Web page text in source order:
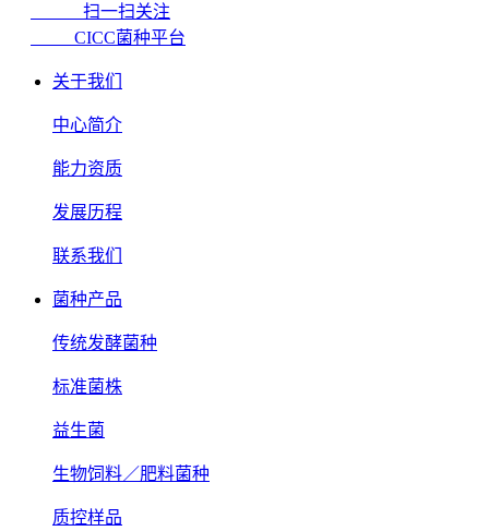
扫一扫关注
CICC菌种平台
关于我们
中心简介
能力资质
发展历程
联系我们
菌种产品
传统发酵菌种
标准菌株
益生菌
生物饲料／肥料菌种
质控样品